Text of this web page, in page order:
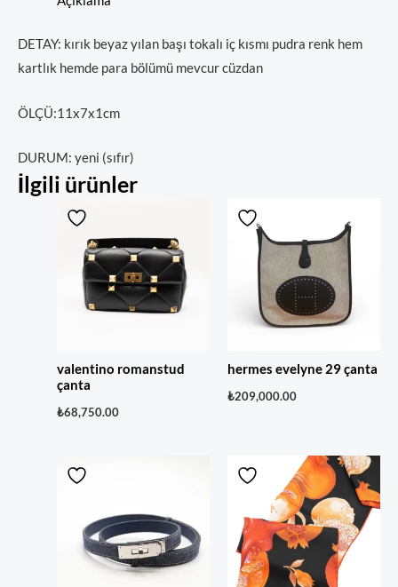
DETAY: kırık beyaz yılan başı tokalı iç kısmı pudra renk hem
kartlık hemde para bölümü mevcur cüzdan
ÖLÇÜ:11x7x1cm
DURUM: yeni (sıfır)
İlgili ürünler
valentino romanstud
çanta
₺68,750.00
hermes evelyne 29 çanta
₺209,000.00